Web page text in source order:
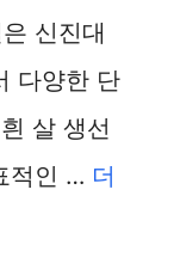
신진대
다양한 단
살 생선
적인 … 더